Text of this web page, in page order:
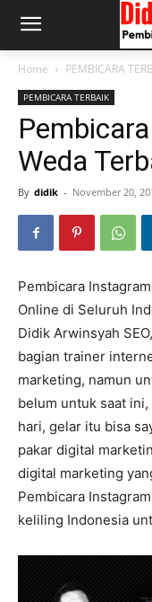
Home PEMBICARA
PEMBICARA TERBAIK
Weda
By didik - November 20,
Pembicara
Online di Seluruh
Didik Arwinsyah
bagian trainer
marketing, namun
belum untuk saat
hari, gelar itu bisa
pakar digital
digital marketing
Pembicara
keliling Indonesia